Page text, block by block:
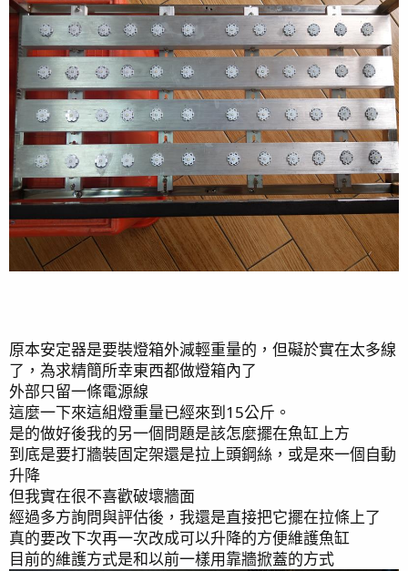
[舊缸子的整理篇]2020-04-09
最後編輯：2023/04/15
R
e
a
c
n
：
saeki556,Sony1744,jon564 and 36 others
原本安定器是要裝燈箱外減輕重量的，但礙於實在太多線
了，為求精簡所幸東西都做燈箱內了
外部只留一條電源線
這麼一下來這組燈重量已經來到15公斤。
是的做好後我的另一個問題是該怎麼擺在魚缸上方
到底是要打牆裝固定架還是拉上頭鋼絲，或是來一個自動
升降
但我實在很不喜歡破壞牆面
經過多方詢問與評估後，我還是直接把它擺在拉條上了
真的要改下次再一次改成可以升降的方便維護魚缸
目前的維護方式是和以前一樣用靠牆掀蓋的方式